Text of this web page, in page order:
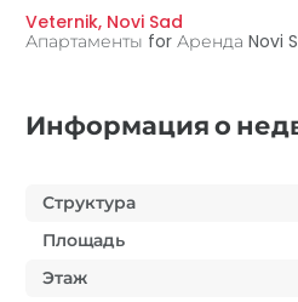
Veternik, Novi Sad
Апартаменты for Аренда Novi
Информация о
Структура
Площадь
Этаж